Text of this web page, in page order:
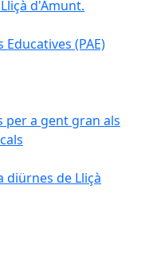
d'Amunt.
(PAE)
per a gent gran als
diürnes de Lliçà